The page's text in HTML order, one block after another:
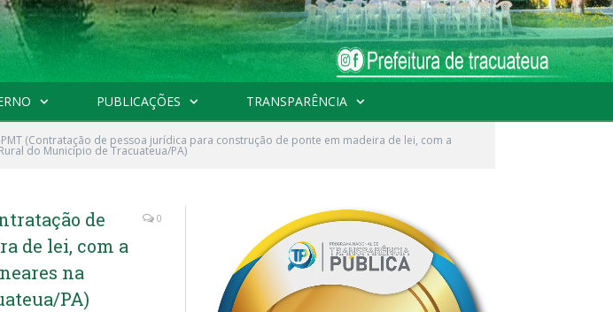
PUBLICAÇÕES TRANSPARÊNCIA
PMT (Contratação de pessoa jurídica para construção de ponte em madeira de lei, com a
do Município de Tracuateua/PA)
de
de lei, com a
na
PA)
0